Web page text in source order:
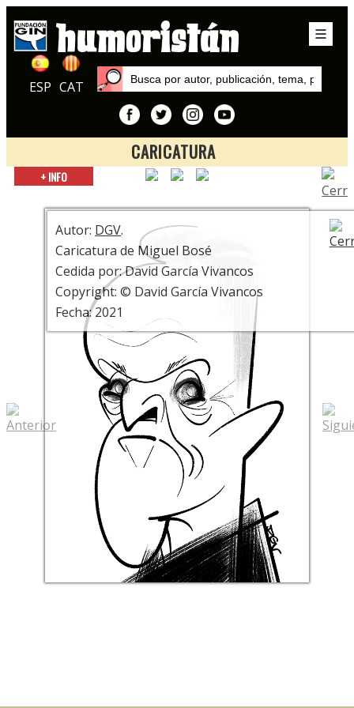
ESP CAT
CARICATURA
Inicio
DGV
+ INFO
Autor: DGV.
Caricatura de Miguel Bosé
Cedida por: David García Vivancos
Copyright: © David García Vivancos
Fecha: 2021